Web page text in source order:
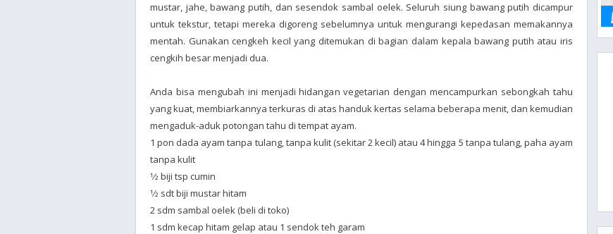
mustar, jahe, bawang putih, dan sesendok sambal oelek. Seluruh siung bawang putih dicampur
untuk tekstur, tetapi mereka digoreng sebelumnya untuk mengurangi kepedasan memakannya
mentah. Gunakan cengkeh kecil yang ditemukan di bagian dalam kepala bawang putih atau iris
cengkih besar menjadi dua.
Anda bisa mengubah ini menjadi hidangan vegetarian dengan mencampurkan sebongkah tahu
yang kuat, membiarkannya terkuras di atas handuk kertas selama beberapa menit, dan kemudian
mengaduk-aduk potongan tahu di tempat ayam.
1 pon dada ayam tanpa tulang, tanpa kulit (sekitar 2 kecil) atau 4 hingga 5 tanpa tulang, paha ayam
tanpa kulit
1⁄2 biji tsp cumin
1⁄2 sdt biji mustar hitam
2 sdm sambal oelek (beli di toko)
1 sdm kecap hitam gelap atau 1 sendok teh garam